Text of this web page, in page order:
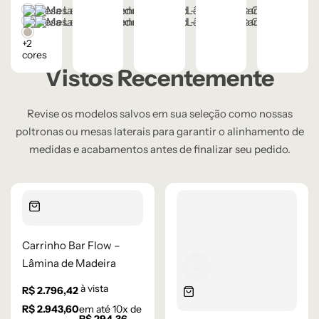
Natural
Castanho
Champanhe
Cinza Grafite Metalizado
Ébano
Lâmina Frapê
+2
cores
Vistos Recentemente
Revise os modelos salvos em sua seleção como nossas
poltronas ou mesas laterais para garantir o alinhamento de
medidas e acabamentos antes de finalizar seu pedido.
Carrinho Bar Flow –
Lâmina de Madeira
R$2.796,42à vista
R$2.943,60em até10x de